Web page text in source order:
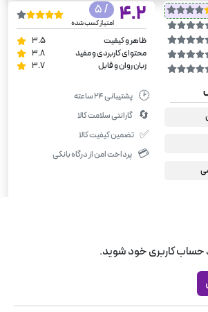
4.2
/ 5
امتیاز کسب شده
ظاهر و کیفیت
3.5
محتوای کاربردی و مفید
3.8
زبان روان و قابل
3.7
🕑 پشتیبانی ۲۴ ساعته
🔄 گارانتی سلامت کالا
✅ تضمین کیفیت کالا
💳 پرداخت امن از درگاه بانکی
حساب کاربری خود شوید.